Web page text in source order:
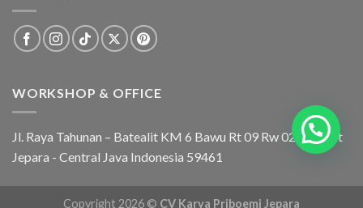
WORKSHOP & OFFICE
Jl. Raya Tahunan – Batealit KM 6 Bawu Rt 09 Rw 02 Batealit
Jepara - Central Java Indonesia 59461
Copyright 2026 © CV Karya Priboemi Jepara